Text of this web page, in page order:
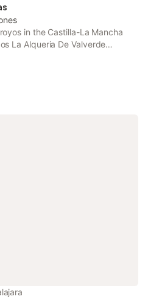
in the Castilla-La Mancha
La Alqueria De Valverde
to a hot tub. The property
views.